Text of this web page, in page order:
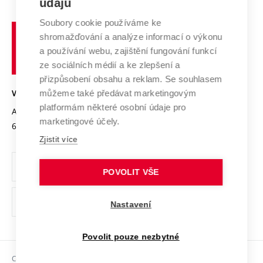
Systém zajišťování kvality výzkumu
Výzkumné infrastruktury
Transfer znalostí
Open Science
Projekty
Projekty ze strukturálních fondů
Specifický výzkum
Zahraniční spolupráce
Spolupráce se školami
Mezinárodní dohody
Univerzitní sítě
Profil univerzity
Udržitelná univerzita
Podnikavá univerzita / ContriBUTe
Bezpečná univerzita
Vyznamenání
Organizační struktura
Ochrana osobních údajů
odkaz)
Sociální bezpečí
učení
technické
Brně
VYSOKÉ UČENÍ TECHNICKÉ V BRNĚ
Antonínská 548/1
602 00 Brno
www.vut.cz
vut@vutbr.cz
Copyright © 2026 VUT
údajů
Soubory cookie používáme ke
shromažďování a analýze informací o výkonu
a používání webu, zajištění fungování funkcí
ze sociálních médií a ke zlepšení a
přizpůsobení obsahu a reklam. Se souhlasem
můžeme také předávat marketingovým
platformám některé osobní údaje pro
marketingové účely.
Zjistit více
POVOLIT VŠE
Nastavení
Povolit pouze nezbytné